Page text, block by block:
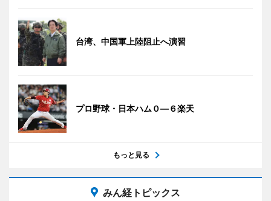
台湾、中国軍上陸阻止へ演習
プロ野球・日本ハム０―６楽天
もっと見る
みん経トピックス